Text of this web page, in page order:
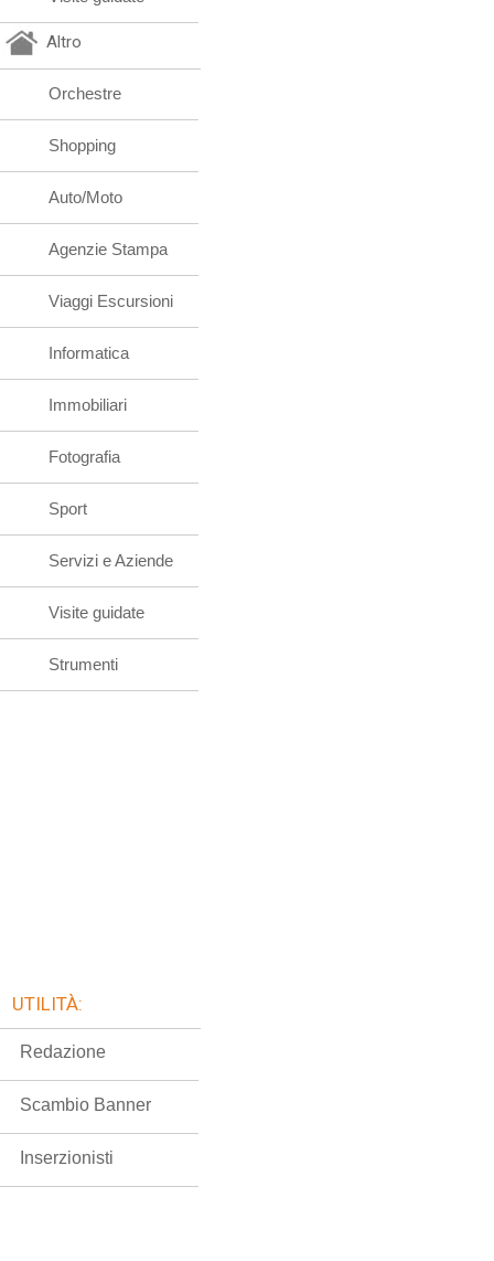
Altro
Orchestre
Shopping
Auto/Moto
Agenzie Stampa
Viaggi Escursioni
Informatica
Immobiliari
Fotografia
Sport
Servizi e Aziende
Visite guidate
Strumenti
UTILITÀ:
Redazione
Scambio Banner
Inserzionisti